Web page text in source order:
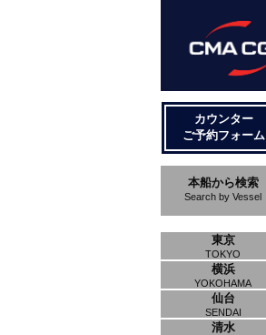
カウンター
ご予約フォーム
本船から検索
Search by Vessel
東京
TOKYO
横浜
YOKOHAMA
仙台
SENDAI
清水